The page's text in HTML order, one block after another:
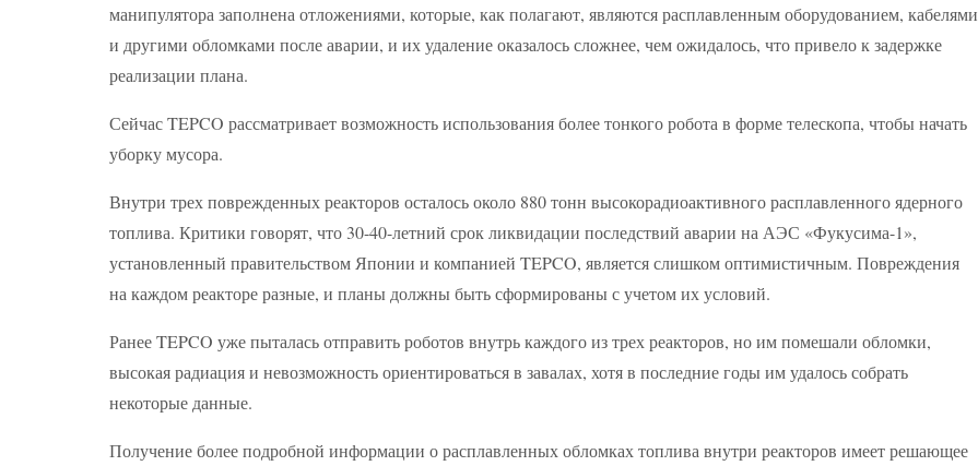
манипулятора заполнена отложениями, которые, как полагают, являются расплавленным оборудованием, кабелями
и другими обломками после аварии, и их удаление оказалось сложнее, чем ожидалось, что привело к задержке
реализации плана.
Сейчас TEPCO рассматривает возможность использования более тонкого робота в форме телескопа, чтобы начать
уборку мусора.
Внутри трех поврежденных реакторов осталось около 880 тонн высокорадиоактивного расплавленного ядерного
топлива. Критики говорят, что 30-40-летний срок ликвидации последствий аварии на АЭС «Фукусима-1»,
установленный правительством Японии и компанией TEPCO, является слишком оптимистичным. Повреждения
на каждом реакторе разные, и планы должны быть сформированы с учетом их условий.
Ранее TEPCO уже пыталась отправить роботов внутрь каждого из трех реакторов, но им помешали обломки,
высокая радиация и невозможность ориентироваться в завалах, хотя в последние годы им удалось собрать
некоторые данные.
Получение более подробной информации о расплавленных обломках топлива внутри реакторов имеет решающее